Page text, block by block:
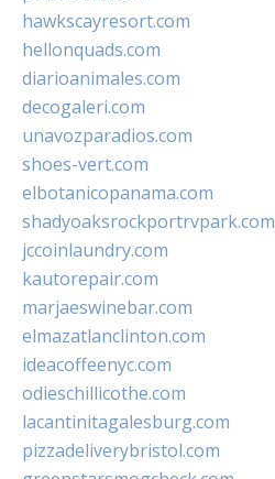
hawkscayresort.com
hellonquads.com
diarioanimales.com
decogaleri.com
unavozparadios.com
shoes-vert.com
elbotanicopanama.com
shadyoaksrockportrvpark.com
jccoinlaundry.com
kautorepair.com
marjaeswinebar.com
elmazatlanclinton.com
ideacoffeenyc.com
odieschillicothe.com
lacantinitagalesburg.com
pizzadeliverybristol.com